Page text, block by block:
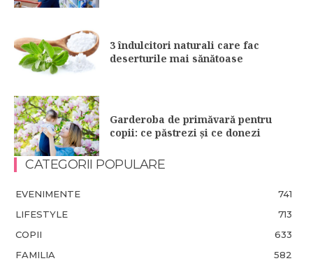
3 îndulcitori naturali care fac
deserturile mai sănătoase
Garderoba de primăvară pentru
copii: ce păstrezi și ce donezi
CATEGORII POPULARE
EVENIMENTE
741
LIFESTYLE
713
COPII
633
FAMILIA
582